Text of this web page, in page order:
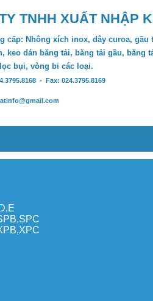
TNHH XUẤT NHẬP
cấp: Nhông xích inox, dây curoa, gầu
keo dán băng tải, băng tải gầu, băng
bụi, vòng bi các loại.
- Fax: 024.3795.8169